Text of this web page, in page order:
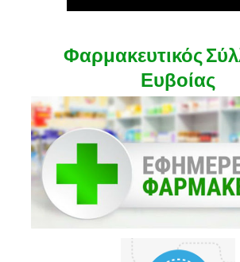
Φαρμακευτικός
Ευβοίας